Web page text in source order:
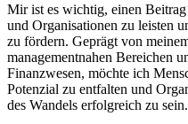
Mir ist es wichtig, einen
und Organisationen zu leisten
zu fördern. Geprägt von
managementnahen Bereichen
Finanzwesen, möchte ich
Potenzial zu entfalten und
des Wandels erfolgreich zu sein.